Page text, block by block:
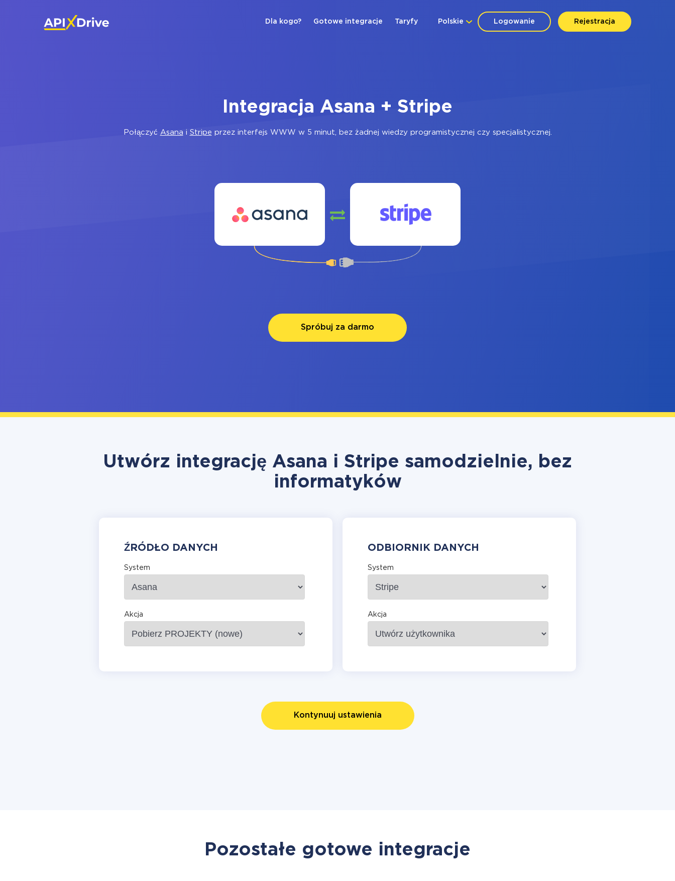
Logowanie Rejestracja
Polskie
Dla kogo? Gotowe integracje Taryfy
Integracja Asana + Stripe
Połączyć Asana i Stripe przez interfejs WWW w 5 minut, bez żadnej wiedzy programistycznej czy specjalistycznej.
Spróbuj za darmo
Utwórz integrację Asana i Stripe samodzielnie, bez
informatyków
ŹRÓDŁO DANYCH
System
Akcja
ODBIORNIK DANYCH
System
Akcja
Kontynuuj ustawienia
Pozostałe gotowe integracje